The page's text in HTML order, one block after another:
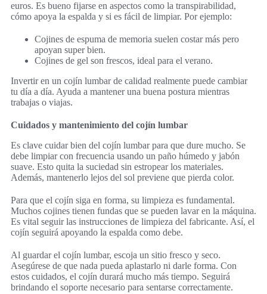
euros. Es bueno fijarse en aspectos como la transpirabilidad,
cómo apoya la espalda y si es fácil de limpiar. Por ejemplo:
Cojines de espuma de memoria suelen costar más pero
apoyan super bien.
Cojines de gel son frescos, ideal para el verano.
Invertir en un cojín lumbar de calidad realmente puede cambiar
tu día a día. Ayuda a mantener una buena postura mientras
trabajas o viajas.
Cuidados y mantenimiento del cojín lumbar
Es clave cuidar bien del cojín lumbar para que dure mucho. Se
debe limpiar con frecuencia usando un paño húmedo y jabón
suave. Esto quita la suciedad sin estropear los materiales.
Además, mantenerlo lejos del sol previene que pierda color.
Para que el cojín siga en forma, su limpieza es fundamental.
Muchos cojines tienen fundas que se pueden lavar en la máquina.
Es vital seguir las instrucciones de limpieza del fabricante. Así, el
cojín seguirá apoyando la espalda como debe.
Al guardar el cojín lumbar, escoja un sitio fresco y seco.
Asegúrese de que nada pueda aplastarlo ni darle forma. Con
estos cuidados, el cojín durará mucho más tiempo. Seguirá
brindando el soporte necesario para sentarse correctamente.